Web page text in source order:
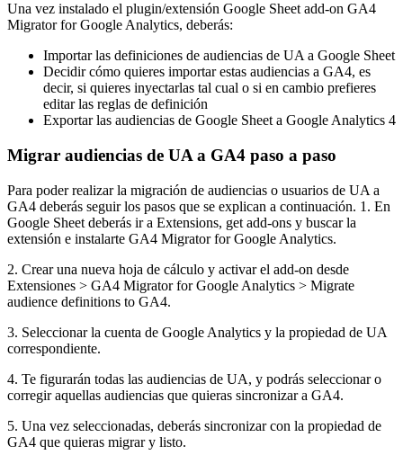
Una vez instalado el plugin/extensión Google Sheet add-on GA4
Migrator for Google Analytics, deberás:
Importar las definiciones de audiencias de UA a Google Sheet
Decidir cómo quieres importar estas audiencias a GA4, es
decir, si quieres inyectarlas tal cual o si en cambio prefieres
editar las reglas de definición
Exportar las audiencias de Google Sheet a Google Analytics 4
Migrar audiencias de UA a GA4 paso a paso
Para poder realizar la migración de audiencias o usuarios de UA a
GA4 deberás seguir los pasos que se explican a continuación. 1. En
Google Sheet deberás ir a Extensions, get add-ons y buscar la
extensión e instalarte GA4 Migrator for Google Analytics.
2. Crear una nueva hoja de cálculo y activar el add-on desde
Extensiones > GA4 Migrator for Google Analytics > Migrate
audience definitions to GA4.
3. Seleccionar la cuenta de Google Analytics y la propiedad de UA
correspondiente.
4. Te figurarán todas las audiencias de UA, y podrás seleccionar o
corregir aquellas audiencias que quieras sincronizar a GA4.
5. Una vez seleccionadas, deberás sincronizar con la propiedad de
GA4 que quieras migrar y listo.